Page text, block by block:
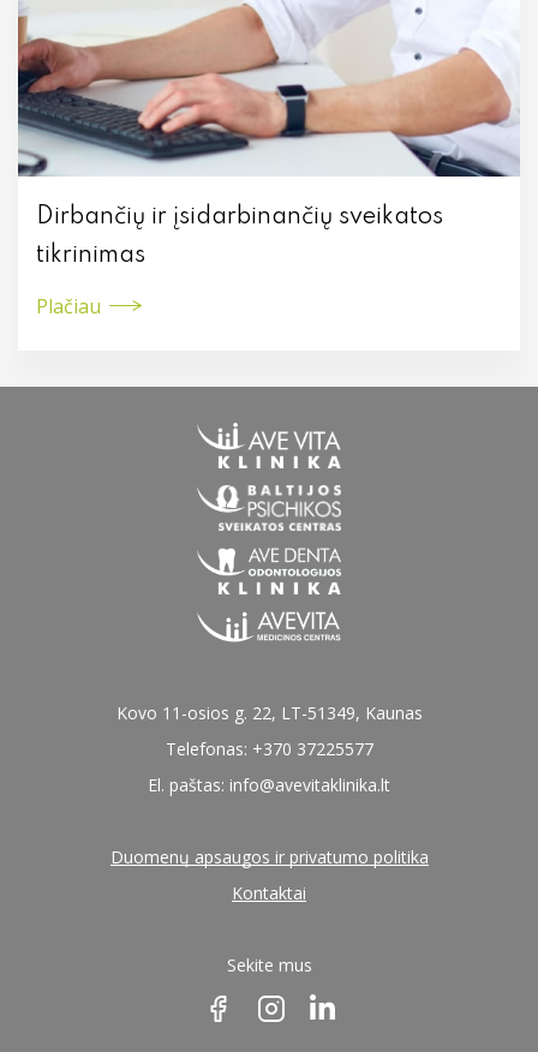
Dirbančių ir įsidarbinančių sveikatos
tikrinimas
Plačiau
Kovo 11-osios g. 22, LT-51349, Kaunas
Telefonas: +370 37225577
El. paštas: info@avevitaklinika.lt
Duomenų apsaugos ir privatumo politika
Kontaktai
Sekite mus